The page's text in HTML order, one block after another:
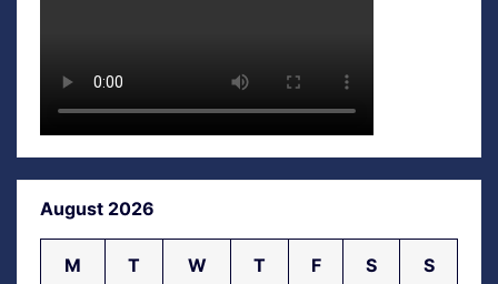
August 2026
M T W T F S S